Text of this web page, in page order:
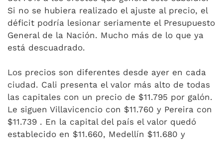
Si no se hubiera realizado el ajuste al precio, el
déficit podría lesionar seriamente el Presupuesto
General de la Nación. Mucho más de lo que ya
está descuadrado.
Los precios son diferentes desde ayer en cada
ciudad. Cali presenta el valor más alto de todas
las capitales con un precio de $11.795 por galón.
Le siguen Villavicencio con $11.760 y Pereira con
$11.739 . En la capital del país el valor quedó
establecido en $11.660, Medellín $11.680 y